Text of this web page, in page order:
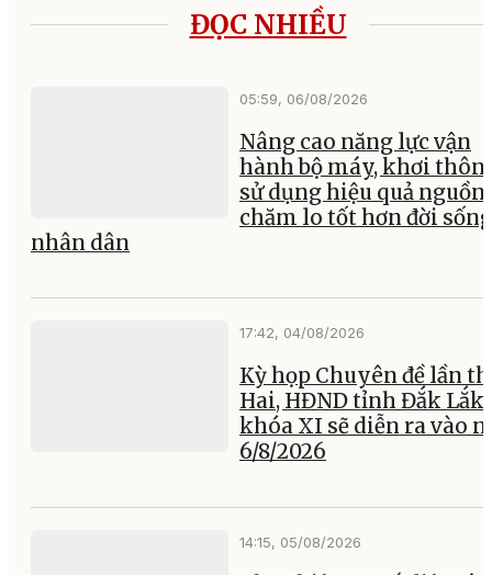
ĐỌC NHIỀU
05:59, 06/08/2026
Nâng cao năng lực vận
hành bộ máy, khơi
sử dụng hiệu quả nguồn
chăm lo tốt hơn đời sống
nhân dân
17:42, 04/08/2026
Kỳ họp Chuyên đề lần
Hai, HĐND tỉnh Đắk Lắk
khóa XI sẽ diễn ra vào
6/8/2026
14:15, 05/08/2026